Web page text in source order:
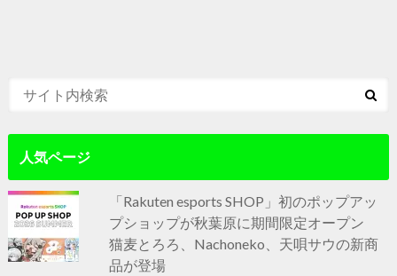
人気ページ
「Rakuten esports SHOP」初のポップアッ
プショップが秋葉原に期間限定オープン
猫麦とろろ、Nachoneko、天唄サウの新商
品が登場